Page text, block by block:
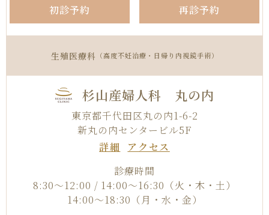
初診予約 再診予約
生殖医療科 （高度不妊治療・日帰り内視鏡手術）
杉山産婦人科 丸の内
東京都千代田区丸の内1-6-2
新丸の内センタービル5F
詳細
アクセス
診療時間
8:30〜12:00 / 14:00～16:30 （火・木・土）
14:00～18:30（月・水・金）